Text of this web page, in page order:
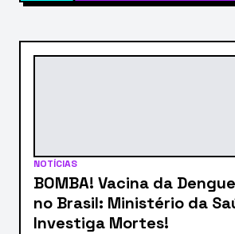
NOTÍCIAS
BOMBA! Vacina da
no Brasil: Ministério da
Investiga Mortes!